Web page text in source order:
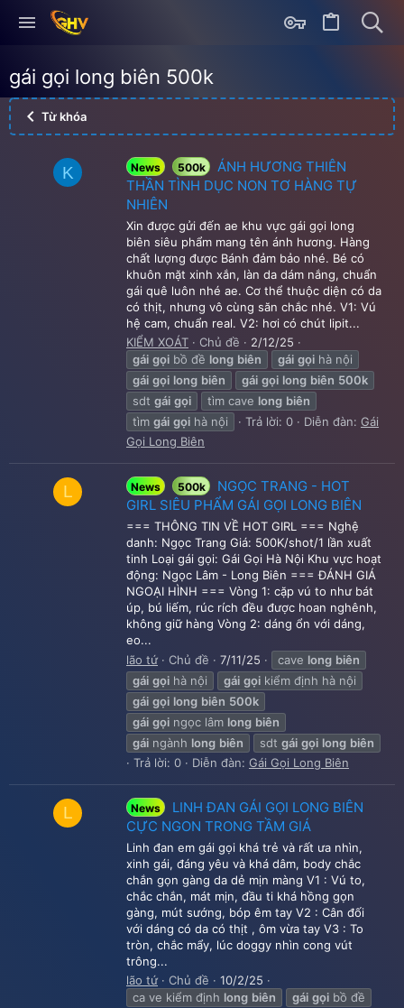
gái gọi long biên 500k
Từ khóa
K News 500k
ÁNH HƯƠNG THIÊN
THẦN TÌNH DỤC NON TƠ HÀNG TỰ
NHIÊN
Xin được gửi đến ae khu vực gái gọi long
biên siêu phẩm mang tên ánh hương. Hàng
chất lượng được Bánh đảm bảo nhé. Bé có
khuôn mặt xinh xắn, làn da dám nắng, chuẩn
gái quê luôn nhé ae. Cơ thể thuộc diện có da
có thịt, nhưng vô cùng săn chắc nhé. V1: Vú
hệ cam, chuẩn real. V2: hơi có chút lipit...
KIỂM XOÁT
Chủ đề
2/12/25
gái gọi bồ đề long biên gái gọi hà nội
gái gọi long biên gái gọi long biên 500k
sdt gái gọi tìm cave long biên
tìm gái gọi hà nội Trả lời: 0 Diễn đàn: Gái
Gọi Long Biên
L News 500k
NGỌC TRANG - HOT
GIRL SIÊU PHẨM GÁI GỌI LONG BIÊN
=== THÔNG TIN VỀ HOT GIRL === Nghệ
danh: Ngọc Trang Giá: 500K/shot/1 lần xuất
tinh Loại gái gọi: Gái Gọi Hà Nội Khu vực hoạt
động: Ngọc Lâm - Long Biên === ĐÁNH GIÁ
NGOẠI HÌNH === Vòng 1: cặp vú to như bát
úp, bú liếm, rúc rích đều được hoan nghênh,
không giữ hàng Vòng 2: dáng ổn với dáng,
eo...
lão tứ
Chủ đề 7/11/25 cave long biên
gái gọi hà nội gái gọi kiểm định hà nội
gái gọi long biên 500k
gái gọi ngọc lâm long biên
gái ngành long biên sdt gái gọi long biên
Trả lời: 0
Diễn đàn: Gái Gọi Long Biên
L News
LINH ĐAN GÁI GỌI LONG BIÊN
CỰC NGON TRONG TẦM GIÁ
Linh đan em gái gọi khá trẻ và rất ưa nhìn,
xinh gái, đáng yêu và khá dâm, body chắc
chắn gọn gàng da dẻ mịn màng V1 : Vú to,
chắc chắn, mát mịn, đầu ti khá hồng gọn
gàng, mút sướng, bóp êm tay V2 : Cân đối
với dáng có da có thịt , ôm vừa tay V3 : To
tròn, chắc mẩy, lúc doggy nhìn cong vút
trông...
lão tứ
Chủ đề
10/2/25
ca ve kiểm định long biên gái gọi bồ đề